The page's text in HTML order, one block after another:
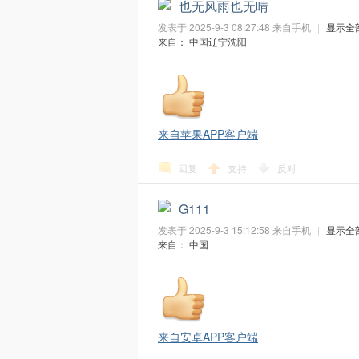
也无风雨也无晴
发表于 2025-9-3 08:27:48 来自手机 | 显示全
来自： 中国辽宁沈阳
来自苹果APP客户端
回复 支持 反对
G111
发表于 2025-9-3 15:12:58 来自手机 | 显示全
来自： 中国
来自安卓APP客户端